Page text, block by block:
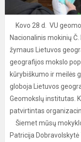
Kovo 28 d. VU
Nacionalinis mokinių
žymaus Lietuvos
geografijos mokslo
kūrybiškumo ir meilės
globoja Lietuvos
Geomokslų institutas.
patvirtintas
Šiemet mūsų
Patricija Dobravolskytė